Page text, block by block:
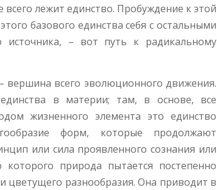
лежит единство. Пробуждение к этой
базового единства себя с остальными
источника, – вот путь к радикальному
вершина всего эволюционного движения.
в материи; там, в основе, все
жизненного элемента это единство
форм, которые продолжают
или сила проявленного сознания или
природа пытается постепенно
цветущего разнообразия. Она приводит в